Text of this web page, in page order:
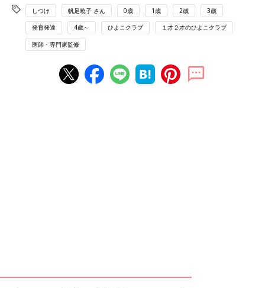
しつけ 帆足暁子 さん 0歳 1歳 2歳 3歳
発育発達 4歳～ ひよこクラブ １才２才のひよこクラブ
医師・専門家監修